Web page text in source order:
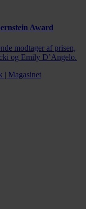
Award
modtager af prisen,
og Emily D’Angelo.